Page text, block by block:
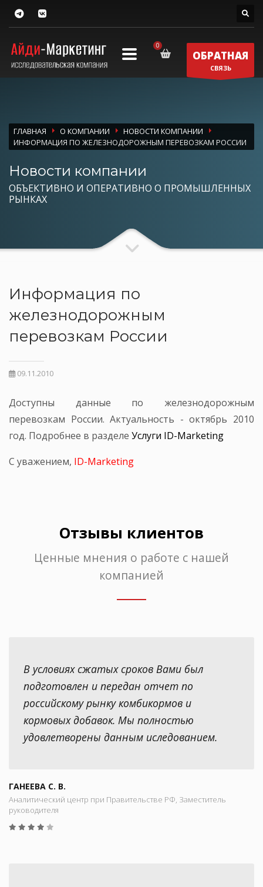
ОБРАТНАЯ
СВЯЗЬ
ГЛАВНАЯ О КОМПАНИИ
НОВОСТИ КОМПАНИИ
ИНФОРМАЦИЯ ПО ЖЕЛЕЗНОДОРОЖНЫМ ПЕРЕВОЗКАМ РОССИИ
Новости компании
ОБЪЕКТИВНО И ОПЕРАТИВНО О ПРОМЫШЛЕННЫХ
РЫНКАХ
Информация по
железнодорожным
перевозкам России
09.11.2010
Доступны данные по железнодорожным
перевозкам России. Актуальность - октябрь 2010
год. Подробнее в разделе Услуги ID-Marketing
С уважением, ID-Marketing
Отзывы клиентов
Ценные мнения о работе с нашей
компанией
В условиях сжатых сроков Вами был
подготовлен и передан отчет по
российскому рынку комбикормов и
кормовых добавок. Мы полностью
удовлетворены данным иследованием.
ГАНЕЕВА С. В.
Аналитический центр при Правительстве РФ, Заместитель
руководителя